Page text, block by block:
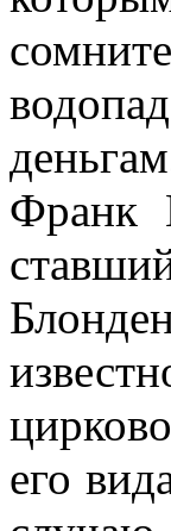
Франк
его